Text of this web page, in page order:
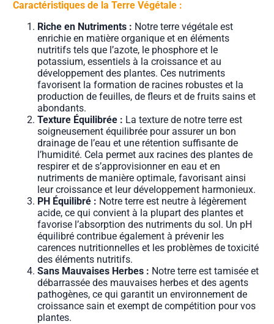
Caractéristiques de la Terre Végétale :
Riche en Nutriments : Notre terre végétale est
enrichie en matière organique et en éléments
nutritifs tels que l’azote, le phosphore et le
potassium, essentiels à la croissance et au
développement des plantes. Ces nutriments
favorisent la formation de racines robustes et la
production de feuilles, de fleurs et de fruits sains et
abondants.
Texture Équilibrée : La texture de notre terre est
soigneusement équilibrée pour assurer un bon
drainage de l’eau et une rétention suffisante de
l’humidité. Cela permet aux racines des plantes de
respirer et de s’approvisionner en eau et en
nutriments de manière optimale, favorisant ainsi
leur croissance et leur développement harmonieux.
PH Équilibré : Notre terre est neutre à légèrement
acide, ce qui convient à la plupart des plantes et
favorise l’absorption des nutriments du sol. Un pH
équilibré contribue également à prévenir les
carences nutritionnelles et les problèmes de toxicité
des éléments nutritifs.
Sans Mauvaises Herbes : Notre terre est tamisée et
débarrassée des mauvaises herbes et des agents
pathogènes, ce qui garantit un environnement de
croissance sain et exempt de compétition pour vos
plantes.